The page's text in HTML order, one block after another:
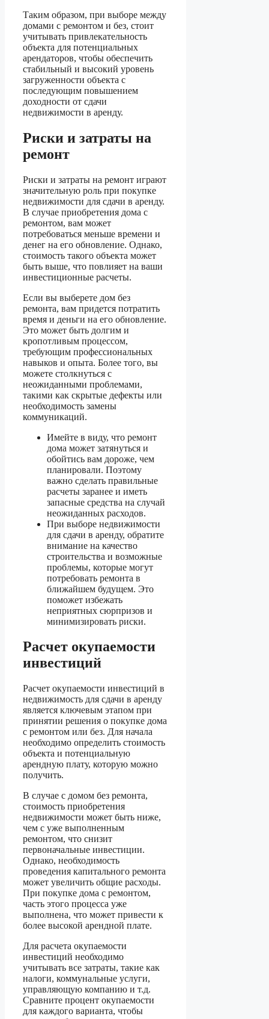
Таким образом, при выборе между
домами с ремонтом и без, стоит
учитывать привлекательность
объекта для потенциальных
арендаторов, чтобы обеспечить
стабильный и высокий уровень
загруженности объекта с
последующим повышением
доходности от сдачи
недвижимости в аренду.
Риски и затраты на
ремонт
Риски и затраты на ремонт играют
значительную роль при покупке
недвижимости для сдачи в аренду.
В случае приобретения дома с
ремонтом, вам может
потребоваться меньше времени и
денег на его обновление. Однако,
стоимость такого объекта может
быть выше, что повлияет на ваши
инвестиционные расчеты.
Если вы выберете дом без
ремонта, вам придется потратить
время и деньги на его обновление.
Это может быть долгим и
кропотливым процессом,
требующим профессиональных
навыков и опыта. Более того, вы
можете столкнуться с
неожиданными проблемами,
такими как скрытые дефекты или
необходимость замены
коммуникаций.
Имейте в виду, что ремонт
дома может затянуться и
обойтись вам дороже, чем
планировали. Поэтому
важно сделать правильные
расчеты заранее и иметь
запасные средства на случай
неожиданных расходов.
При выборе недвижимости
для сдачи в аренду, обратите
внимание на качество
строительства и возможные
проблемы, которые могут
потребовать ремонта в
ближайшем будущем. Это
поможет избежать
неприятных сюрпризов и
минимизировать риски.
Расчет окупаемости
инвестиций
Расчет окупаемости инвестиций в
недвижимость для сдачи в аренду
является ключевым этапом при
принятии решения о покупке дома
с ремонтом или без. Для начала
необходимо определить стоимость
объекта и потенциальную
арендную плату, которую можно
получить.
В случае с домом без ремонта,
стоимость приобретения
недвижимости может быть ниже,
чем с уже выполненным
ремонтом, что снизит
первоначальные инвестиции.
Однако, необходимость
проведения капитального ремонта
может увеличить общие расходы.
При покупке дома с ремонтом,
часть этого процесса уже
выполнена, что может привести к
более высокой арендной плате.
Для расчета окупаемости
инвестиций необходимо
учитывать все затраты, такие как
налоги, коммунальные услуги,
управляющую компанию и т.д.
Сравните процент окупаемости
для каждого варианта, чтобы